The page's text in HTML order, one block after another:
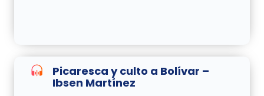
Picaresca y culto a Bolívar –
Ibsen Martínez